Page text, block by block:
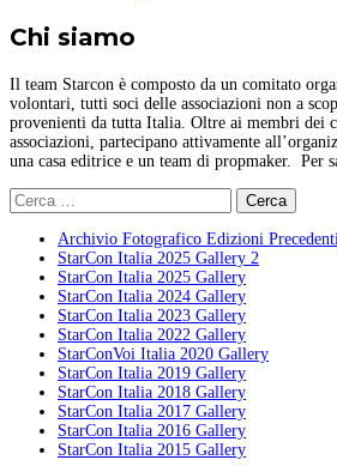
Chi siamo
Il team Starcon è composto da un comitato
volontari, tutti soci delle associazioni non a
provenienti da tutta Italia. Oltre ai membri dei
associazioni, partecipano attivamente
una casa editrice e un team di propmaker. Per
Ricerca
per:
Archivio Fotografico Edizioni
StarCon Italia 2025 Gallery 2
StarCon Italia 2025 Gallery
StarCon Italia 2024 Gallery
StarCon Italia 2023 Gallery
StarCon Italia 2022 Gallery
StarConVoi Italia 2020 Gallery
StarCon Italia 2019 Gallery
StarCon Italia 2018 Gallery
StarCon Italia 2017 Gallery
StarCon Italia 2016 Gallery
StarCon Italia 2015 Gallery